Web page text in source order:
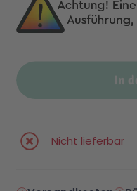
In
Nicht lieferbar